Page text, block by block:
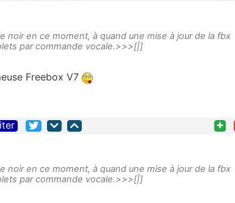
noir en ce moment, à quand une mise à jour de la fbx
par commande vocale.>>>[|]
Freebox V7
+
noir en ce moment, à quand une mise à jour de la fbx
par commande vocale.>>>[|]